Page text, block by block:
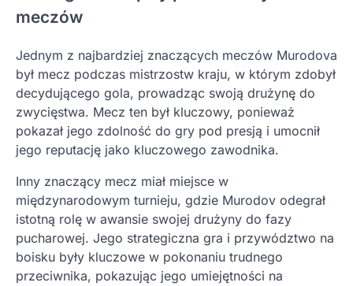
meczów
Jednym z najbardziej znaczących meczów Murodova
był mecz podczas mistrzostw kraju, w którym zdobył
decydującego gola, prowadząc swoją drużynę do
zwycięstwa. Mecz ten był kluczowy, ponieważ
pokazał jego zdolność do gry pod presją i umocnił
jego reputację jako kluczowego zawodnika.
Inny znaczący mecz miał miejsce w
międzynarodowym turnieju, gdzie Murodov odegrał
istotną rolę w awansie swojej drużyny do fazy
pucharowej. Jego strategiczna gra i przywództwo na
boisku były kluczowe w pokonaniu trudnego
przeciwnika, pokazując jego umiejętności na